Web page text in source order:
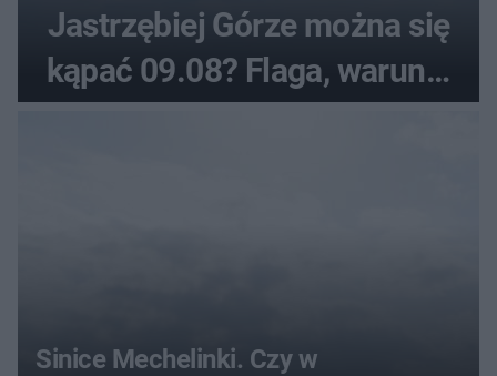
Jastrzębiej Górze można się
kąpać 09.08? Flaga, warunki
pogodowe
Sinice Mechelinki. Czy w